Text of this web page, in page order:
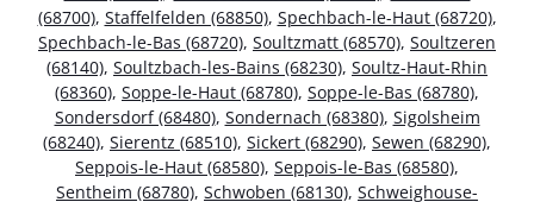
(68700), Staffelfelden (68850), Spechbach-le-Haut (68720),
Spechbach-le-Bas (68720), Soultzmatt (68570), Soultzeren
(68140), Soultzbach-les-Bains (68230), Soultz-Haut-Rhin
(68360), Soppe-le-Haut (68780), Soppe-le-Bas (68780),
Sondersdorf (68480), Sondernach (68380), Sigolsheim
(68240), Sierentz (68510), Sickert (68290), Sewen (68290),
Seppois-le-Haut (68580), Seppois-le-Bas (68580),
Sentheim (68780), Schwoben (68130), Schweighouse-